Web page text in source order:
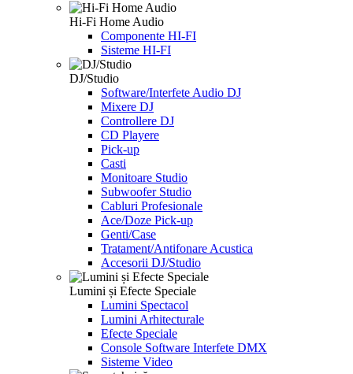
Hi-Fi Home Audio
Componente HI-FI
Sisteme HI-FI
DJ/Studio
Software/Interfete Audio DJ
Mixere DJ
Controllere DJ
CD Playere
Pick-up
Casti
Monitoare Studio
Subwoofer Studio
Cabluri Profesionale
Ace/Doze Pick-up
Genti/Case
Tratament/Antifonare Acustica
Accesorii DJ/Studio
Lumini și Efecte Speciale
Lumini Spectacol
Lumini Arhitecturale
Efecte Speciale
Console Software Interfete DMX
Sisteme Video